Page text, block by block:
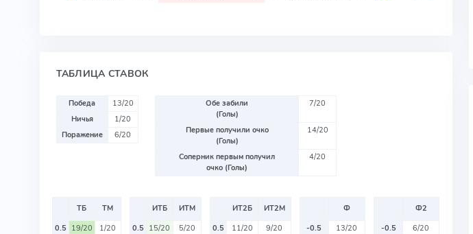
ТАБЛИЦА СТАВОК
Победа
13/20
Ничья
1/20
Поражение
6/20
Обе забили
(Голы)
7/20
Первые получили очко
(Голы)
14/20
Соперник первым получил
очко (Голы)
4/20
ТБ
ТМ
0.5 19/20
1/20
ИТБ
ИТМ
0.5 15/20
5/20
ИТ2Б
ИТ2М
0.5
11/20
9/20
Ф
-0.5
13/20
Ф2
-0.5
6/20